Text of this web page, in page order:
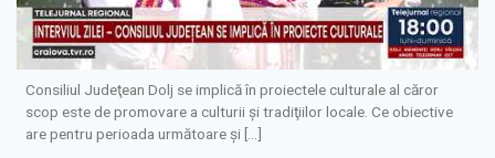
Consiliul Judeţean Dolj se implică în proiectele culturale al căror
scop este de promovare a culturii şi tradiţiilor locale. Ce obiective
are pentru perioada următoare şi […]